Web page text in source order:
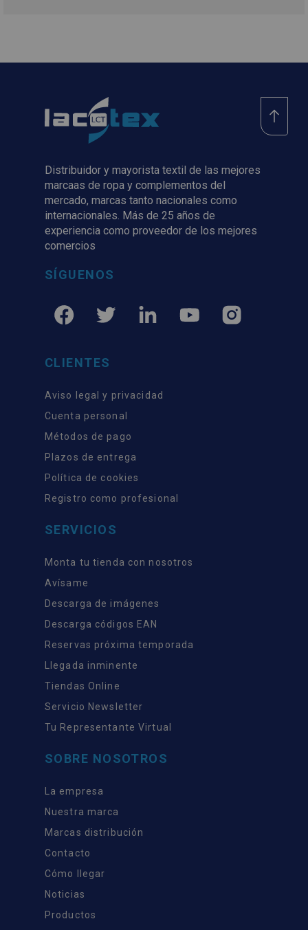
Distribuidor y mayorista textil de las mejores
marcaas de ropa y complementos del
mercado, marcas tanto nacionales como
internacionales. Más de 25 años de
experiencia como proveedor de los mejores
comercios
SÍGUENOS
CLIENTES
Aviso legal y privacidad
Cuenta personal
Métodos de pago
Plazos de entrega
Política de cookies
Registro como profesional
SERVICIOS
Monta tu tienda con nosotros
Avísame
Descarga de imágenes
Descarga códigos EAN
Reservas próxima temporada
Llegada inminente
Tiendas Online
Servicio Newsletter
Tu Representante Virtual
SOBRE NOSOTROS
La empresa
Nuestra marca
Marcas distribución
Contacto
Cómo llegar
Noticias
Productos